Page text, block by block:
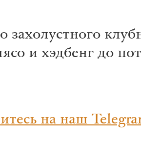
захолустного
и хэдбенг до
на наш